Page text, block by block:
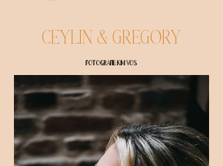
Ceylin & Gregory
Fotografie: Kim Vos